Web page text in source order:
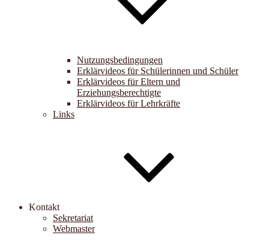
Nutzungsbedingungen
Erklärvideos für Schülerinnen und Schüler
Erklärvideos für Eltern und
Erziehungsberechtigte
Erklärvideos für Lehrkräfte
Links
Kontakt
Sekretariat
Webmaster